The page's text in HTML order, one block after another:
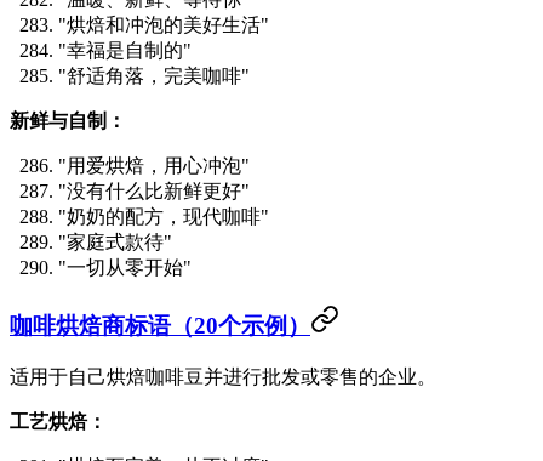
"烘焙和冲泡的美好生活"
"幸福是自制的"
"舒适角落，完美咖啡"
新鲜与自制：
"用爱烘焙，用心冲泡"
"没有什么比新鲜更好"
"奶奶的配方，现代咖啡"
"家庭式款待"
"一切从零开始"
咖啡烘焙商标语（20个示例）
适用于自己烘焙咖啡豆并进行批发或零售的企业。
工艺烘焙：